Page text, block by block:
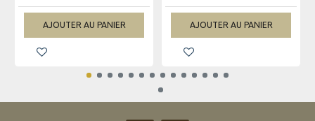
AJOUTER AU PANIER AJOUTER AU PANIER